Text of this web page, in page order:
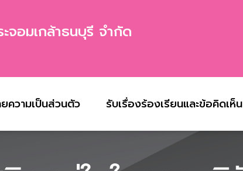
จอมเกล้าธนบุรี จำกัด
ความเป็นส่วนตัว รับเรื่องร้องเรียนและข้อคิดเห็น